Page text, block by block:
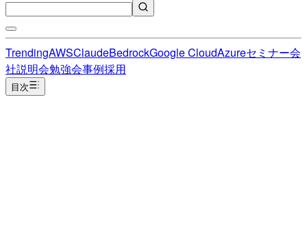
TrendingAWSClaudeBedrockGoogle CloudAzureセミナー会
社説明会勉強会事例採用
目次